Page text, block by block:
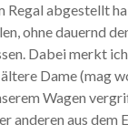
Regal abgestellt
ohne dauernd
Dabei merkt
Dame (mag
Wagen
anderen aus dem